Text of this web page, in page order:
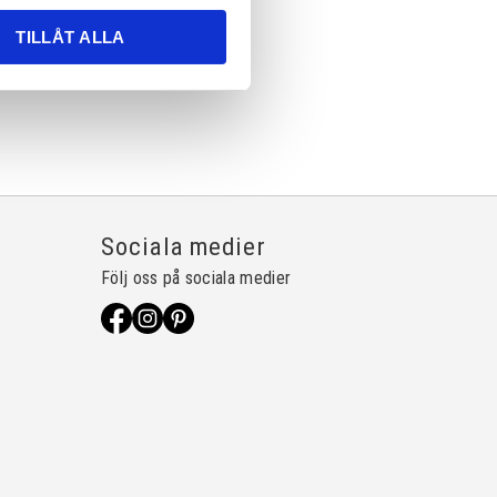
TILLÅT ALLA
Sociala medier
Följ oss på sociala medier